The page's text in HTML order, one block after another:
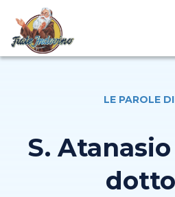
LE PAROLE
S.